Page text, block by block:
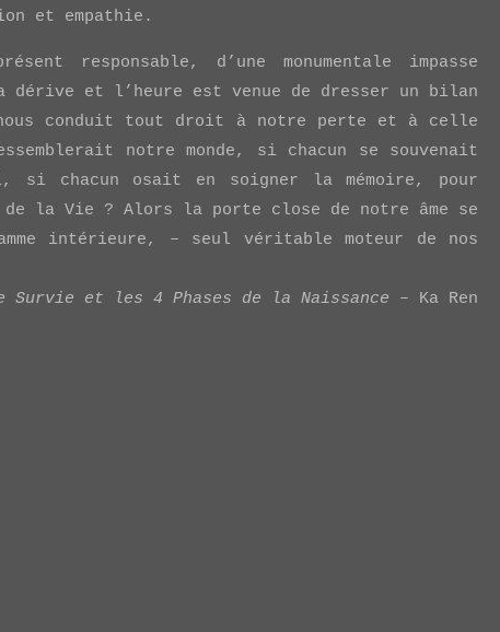
et empathie.
responsable, d’une monumentale impasse
et l’heure est venue de dresser un bilan
conduit tout droit à notre perte et à celle
notre monde, si chacun se souvenait
si chacun osait en soigner la mémoire, pour
la Vie ? Alors la porte close de notre âme se
intérieure, – seul véritable moteur de nos
Survie et les 4 Phases de la Naissance – Ka Ren